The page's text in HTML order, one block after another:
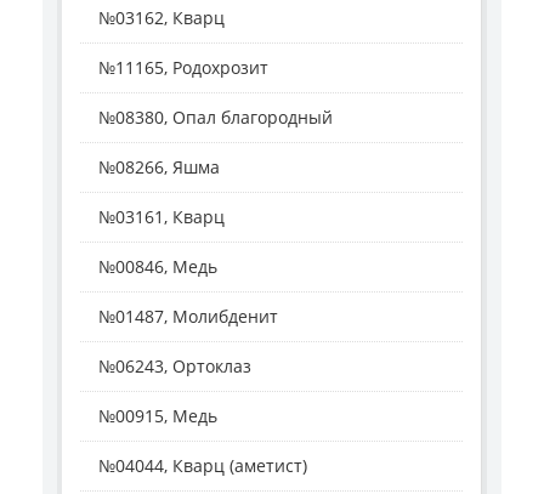
№03162, Кварц
№11165, Родохрозит
№08380, Опал благородный
№08266, Яшма
№03161, Кварц
№00846, Медь
№01487, Молибденит
№06243, Ортоклаз
№00915, Медь
№04044, Кварц (аметист)